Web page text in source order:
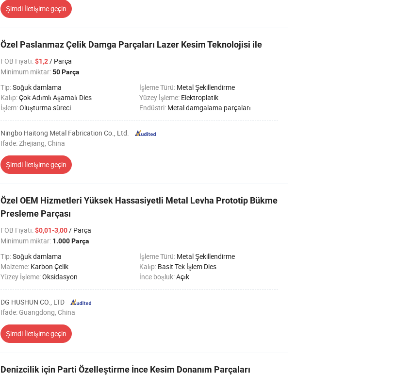
Şimdi İletişime geçin
Özel Paslanmaz Çelik Damga Parçaları Lazer Kesim Teknolojisi ile
FOB Fiyatı:$1,2/ Parça
Minimum miktar:50 Parça
Tip:Soğuk damlama İşleme Türü: Metal Şekillendirme
Kalıp:Çok Adımlı Aşamalı Dies Yüzey İşleme: Elektroplatik
İşlem:Oluşturma süreci Endüstri: Metal damgalama parçaları
Ningbo Haitong Metal Fabrication Co., Ltd.
Ifade: Zhejiang, China
Şimdi İletişime geçin
Özel OEM Hizmetleri Yüksek Hassasiyetli Metal Levha Prototip Bükme
Presleme Parçası
FOB Fiyatı:$0,01-3,00/ Parça
Minimum miktar: 1.000 Parça
Tip:Soğuk damlama İşleme Türü: Metal Şekillendirme
Malzeme: Karbon Çelik Kalıp: Basit Tek İşlem Dies
Yüzey İşleme:Oksidasyon İnce boşluk:Açık
DG HUSHUN CO., LTD
Ifade: Guangdong, China
Şimdi İletişime geçin
Denizcilik için Parti Özelleştirme İnce Kesim Donanım Parçaları